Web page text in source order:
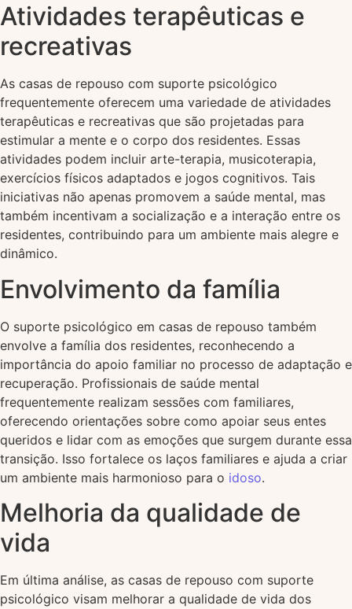
Atividades terapêuticas e
recreativas
As casas de repouso com suporte psicológico
frequentemente oferecem uma variedade de atividades
terapêuticas e recreativas que são projetadas para
estimular a mente e o corpo dos residentes. Essas
atividades podem incluir arte-terapia, musicoterapia,
exercícios físicos adaptados e jogos cognitivos. Tais
iniciativas não apenas promovem a saúde mental, mas
também incentivam a socialização e a interação entre os
residentes, contribuindo para um ambiente mais alegre e
dinâmico.
Envolvimento da família
O suporte psicológico em casas de repouso também
envolve a família dos residentes, reconhecendo a
importância do apoio familiar no processo de adaptação e
recuperação. Profissionais de saúde mental
frequentemente realizam sessões com familiares,
oferecendo orientações sobre como apoiar seus entes
queridos e lidar com as emoções que surgem durante essa
transição. Isso fortalece os laços familiares e ajuda a criar
um ambiente mais harmonioso para o idoso.
Melhoria da qualidade de
vida
Em última análise, as casas de repouso com suporte
psicológico visam melhorar a qualidade de vida dos